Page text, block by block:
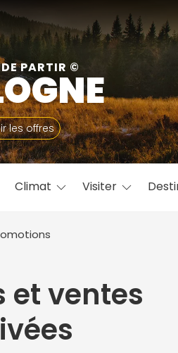
PARTIR ©
les offres
Climat Visiter
et ventes
Fermer